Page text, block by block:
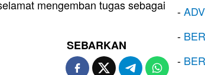
mengemban tugas sebagai
SEBARKAN
-
-
-